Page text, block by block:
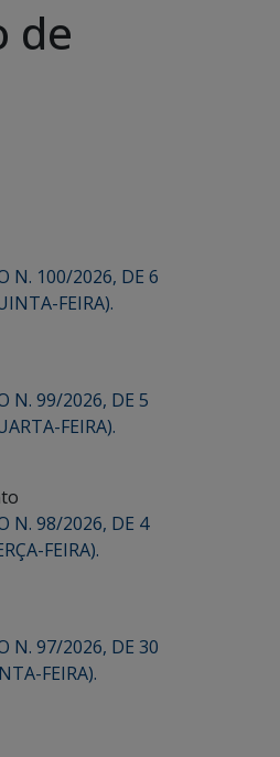
de
N. 100/2026, DE 6
FEIRA).
N. 99/2026, DE 5
FEIRA).
N. 98/2026, DE 4
FEIRA).
N. 97/2026, DE 30
FEIRA).